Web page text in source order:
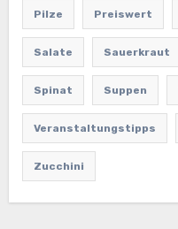
Pilze Preiswert
Salate Sauerkraut
Spinat Suppen
Veranstaltungstipps
Zucchini